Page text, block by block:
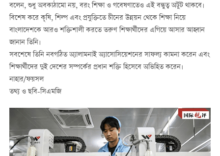
বলেন, শুধু অবকাঠামো নয়, বরং শিক্ষা ও গবেষণাতেও এই বন্ধুত্ব অটুট থাকবে।
বিশেষ করে কৃষি, শিল্প এবং প্রযুক্তিতে চীনের উন্নয়ন থেকে শিক্ষা নিয়ে
বাংলাদেশকে আরও শক্তিশালী করতে তরুণ শিক্ষার্থীদের এগিয়ে আসার আহ্বান
জানান তিনি।
সবশেষে তিনি নবগঠিত অ্যালামনাই অ্যাসোসিয়েশনের সাফল্য কামনা করেন এবং
শিক্ষার্থীদের দুই দেশের সম্পর্কের প্রধান শক্তি হিসেবে অভিহিত করেন।
নাহার/ফয়সল
তথ্য ও ছবি-সিএমজি